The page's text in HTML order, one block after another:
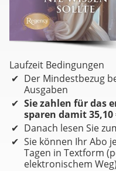
Laufzeit Bedingungen
Der Mindestbezug
Ausgaben
Sie zahlen für das
sparen damit 35,10
Danach lesen Sie
Sie können Ihr Abo
Tagen in Textform
elektronischem